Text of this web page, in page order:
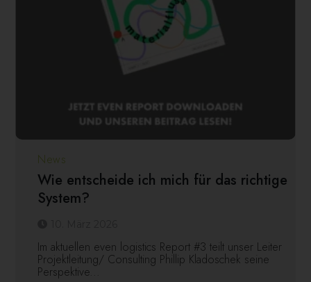
News
Wie entscheide ich mich für das richtige
System?
Im aktuellen even logistics Report #3 teilt unser Leiter
Projektleitung/ Consulting Phillip Kladoschek seine
Perspektive...